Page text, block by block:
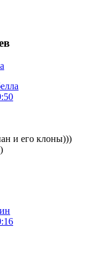
и его клоны)))